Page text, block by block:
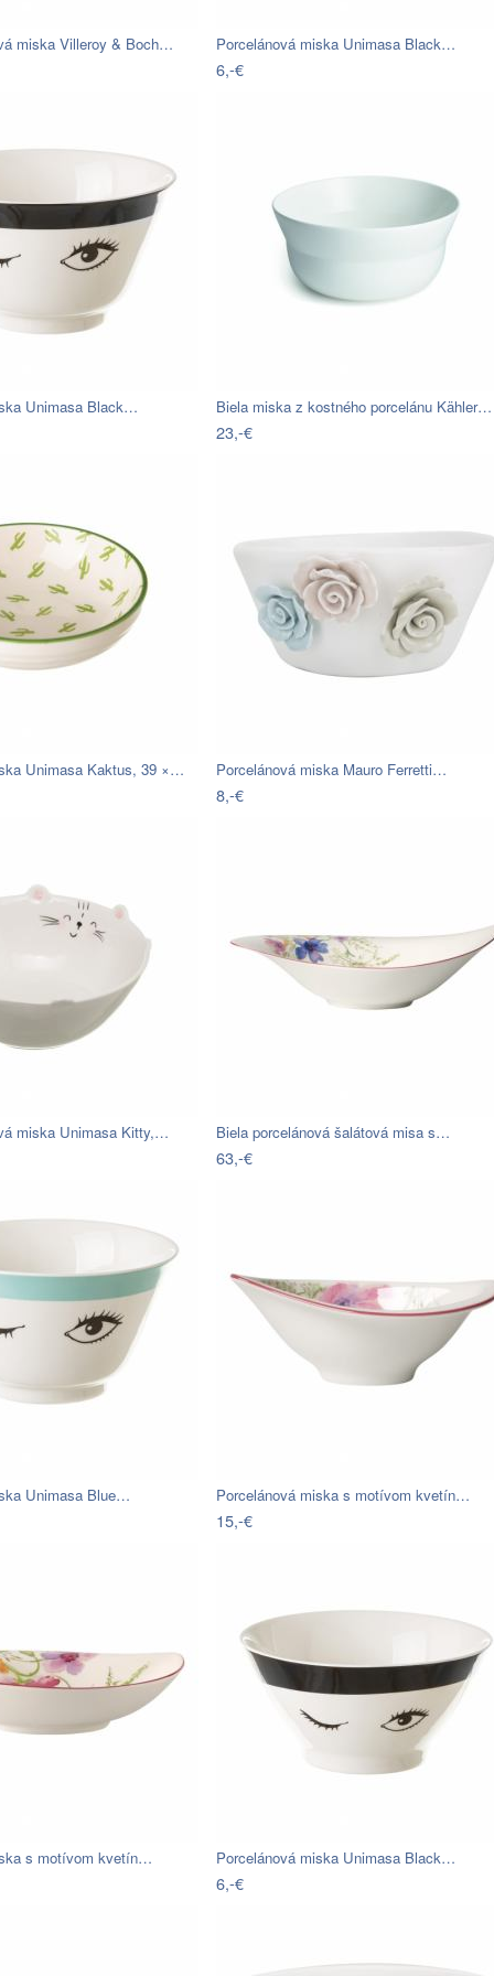
miska Villeroy & Boch… Porcelánová miska Unimasa Black…
6,-€
Unimasa Black… Biela miska z kostného porcelánu Kähler…
23,-€
Unimasa Kaktus, 39 ×… Porcelánová miska Mauro Ferretti…
8,-€
miska Unimasa Kitty,… Biela porcelánová šalátová misa s…
63,-€
Unimasa Blue… Porcelánová miska s motívom kvetín…
15,-€
s motívom kvetín… Porcelánová miska Unimasa Black…
6,-€